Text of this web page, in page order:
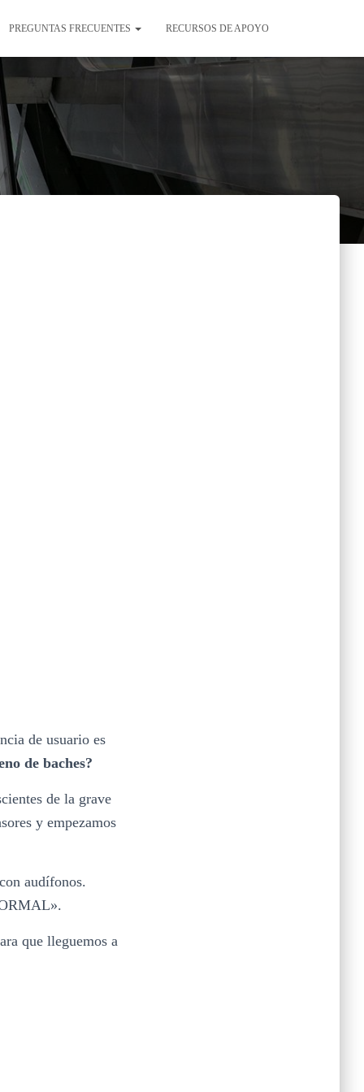
PREGUNTAS FRECUENTES RECURSOS DE APOYO
de usuario es
de baches?
de la grave
y empezamos
audífonos.
que lleguemos a